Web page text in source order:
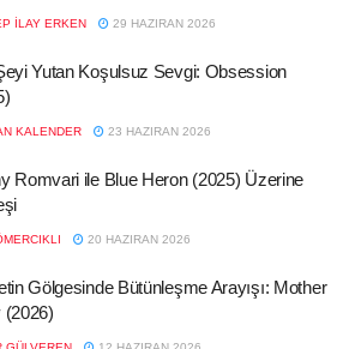
İLAY ERKEN 29 HAZIRAN 2026
Yutan Koşulsuz Sevgi: Obsession
KALENDER 23 HAZIRAN 2026
Romvari ile Blue Heron (2025) Üzerine
20 HAZIRAN 2026
Gölgesinde Bütünleşme Arayışı: Mother
(2026)